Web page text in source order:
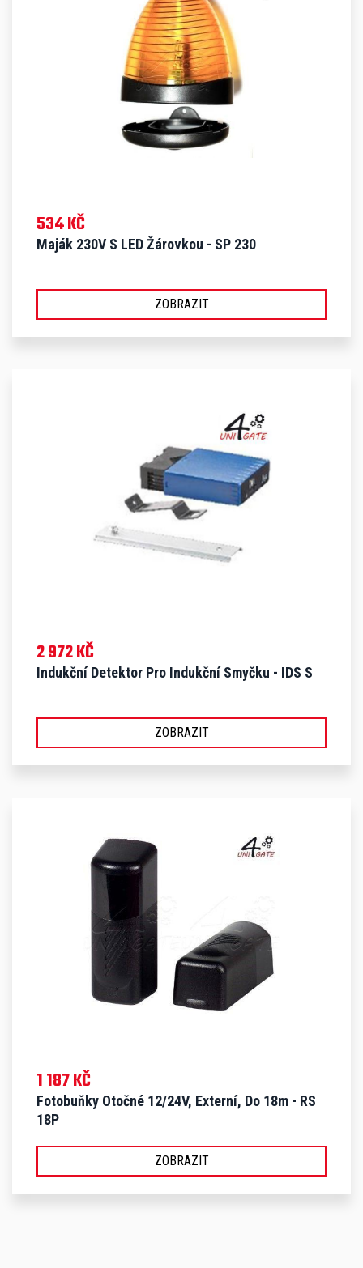
534 KČ
Maják 230V S LED Žárovkou - SP 230
ZOBRAZIT
2 972 KČ
Indukční Detektor Pro Indukční Smyčku - IDS S
ZOBRAZIT
1 187 KČ
Fotobuňky Otočné 12/24V, Externí, Do 18m - RS
18P
ZOBRAZIT